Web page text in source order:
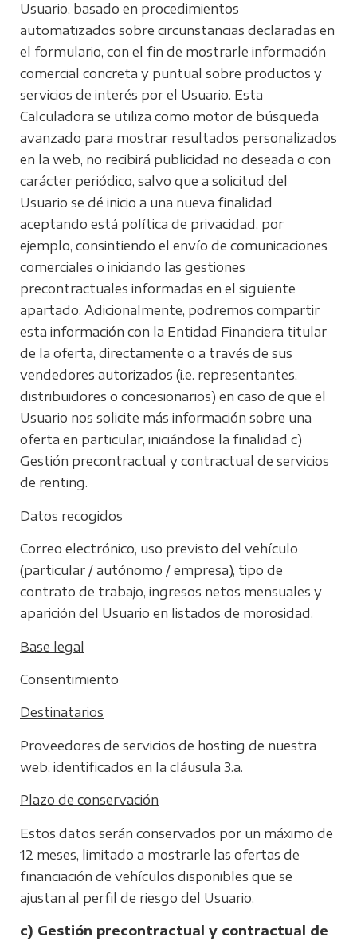
Usuario, basado en procedimientos
automatizados sobre circunstancias declaradas en
el formulario, con el fin de mostrarle información
comercial concreta y puntual sobre productos y
servicios de interés por el Usuario. Esta
Calculadora se utiliza como motor de búsqueda
avanzado para mostrar resultados personalizados
en la web, no recibirá publicidad no deseada o con
carácter periódico, salvo que a solicitud del
Usuario se dé inicio a una nueva finalidad
aceptando está política de privacidad, por
ejemplo, consintiendo el envío de comunicaciones
comerciales o iniciando las gestiones
precontractuales informadas en el siguiente
apartado. Adicionalmente, podremos compartir
esta información con la Entidad Financiera titular
de la oferta, directamente o a través de sus
vendedores autorizados (i.e. representantes,
distribuidores o concesionarios) en caso de que el
Usuario nos solicite más información sobre una
oferta en particular, iniciándose la finalidad c)
Gestión precontractual y contractual de servicios
de renting.
Datos recogidos
Correo electrónico, uso previsto del vehículo
(particular / autónomo / empresa), tipo de
contrato de trabajo, ingresos netos mensuales y
aparición del Usuario en listados de morosidad.
Base legal
Consentimiento
Destinatarios
Proveedores de servicios de hosting de nuestra
web, identificados en la cláusula 3.a.
Plazo de conservación
Estos datos serán conservados por un máximo de
12 meses, limitado a mostrarle las ofertas de
financiación de vehículos disponibles que se
ajustan al perfil de riesgo del Usuario.
c) Gestión precontractual y contractual de